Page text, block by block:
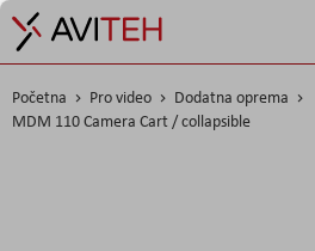
Početna Pro video
Dodatna oprema
MDM 110 Camera Cart / collapsible